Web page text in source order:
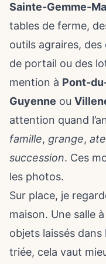
Sainte-Gemme-
tables de ferme,
outils agraires,
de portail ou des
mention à Pont-
Guyenne ou
attention quand
famille, grange,
succession. Ces
les photos.
Sur place, je
maison. Une salle
objets laissés dans
triée, cela vaut